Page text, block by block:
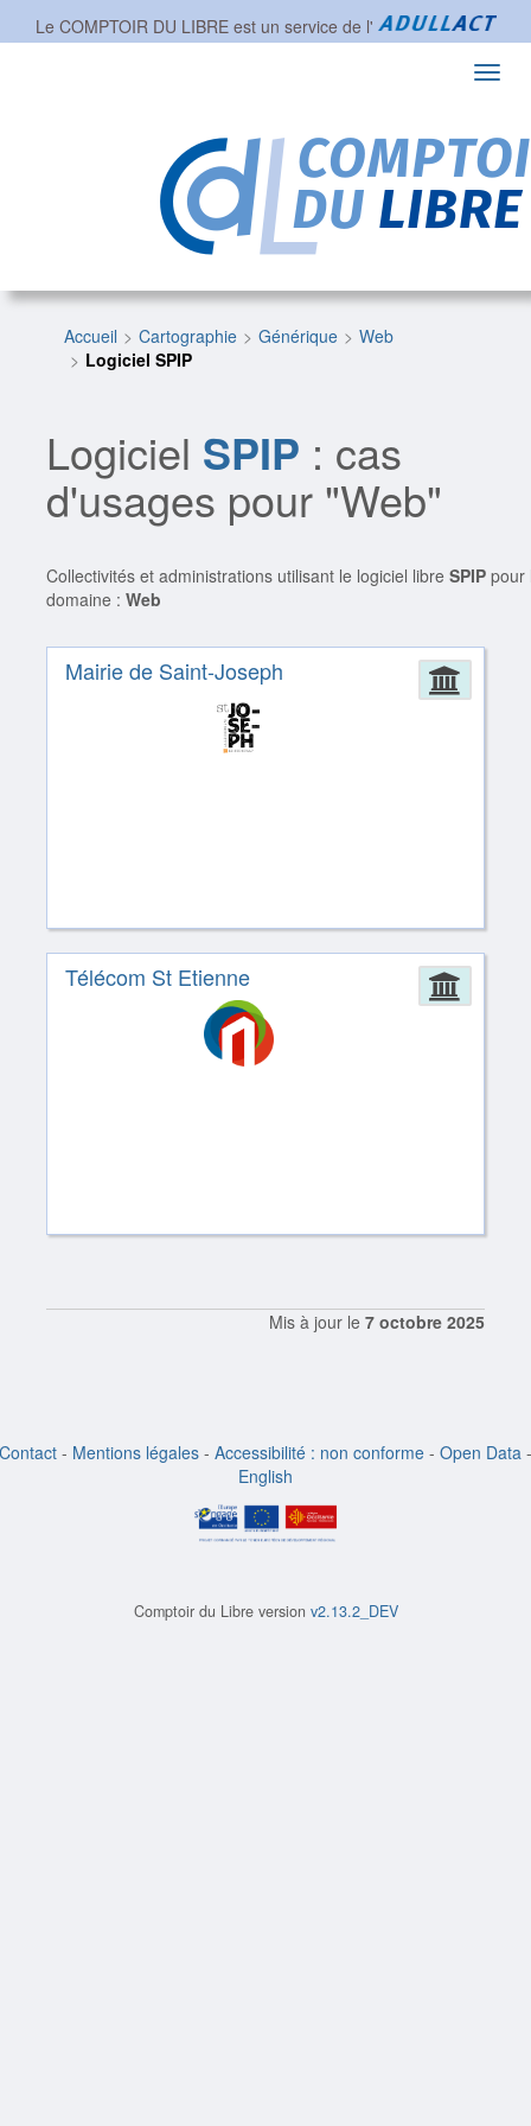
Le COMPTOIR DU LIBRE est un service de l'
Accueil Cartographie Générique
Web
Logiciel SPIP
Logiciel SPIP : cas
d'usages pour "Web"
Collectivités et administrations utilisant le logiciel libreSPIP pour
domaine :Web
Mairie de Saint-Joseph
Télécom St Etienne
Mis à jour le 7 octobre 2025
Contact - Mentions légales - Accessibilité : non conforme - Open Data -
English
Comptoir du Libre version v2.13.2_DEV